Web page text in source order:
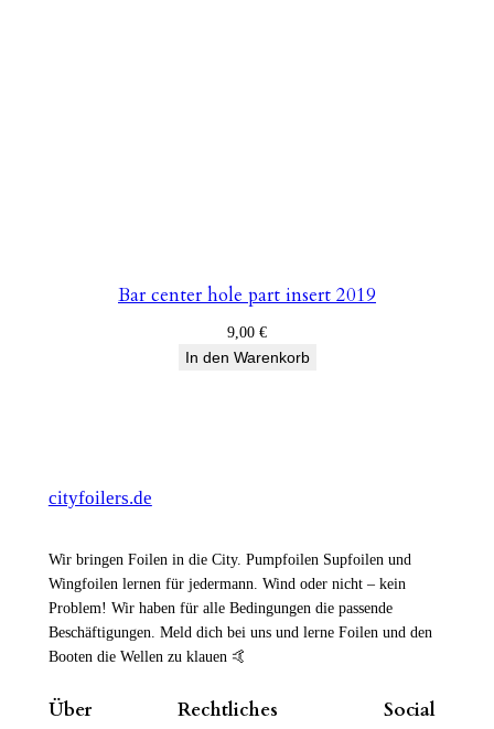
Bar center hole part insert 2019
9,00 €
In den Warenkorb
cityfoilers.de
Wir bringen Foilen in die City. Pumpfoilen Supfoilen und
Wingfoilen lernen für jedermann. Wind oder nicht – kein
Problem! Wir haben für alle Bedingungen die passende
Beschäftigungen. Meld dich bei uns und lerne Foilen und den
Booten die Wellen zu klauen 🤙
Über Rechtliches Social